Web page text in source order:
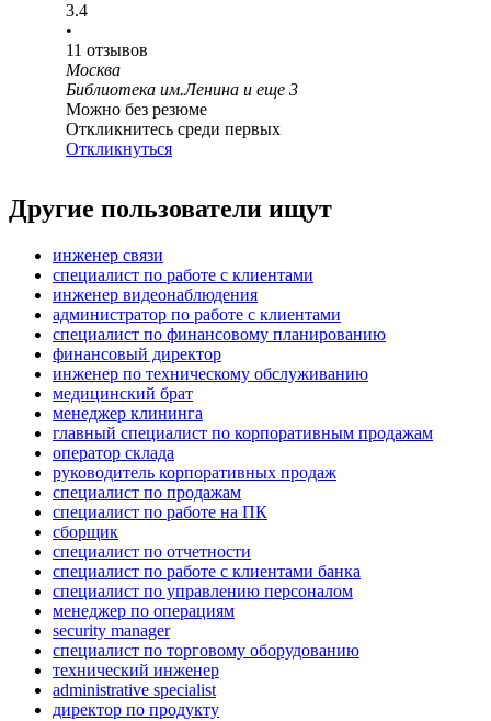
3.4
•
11 отзывов
Москва
Библиотека им.Ленина и еще 3
Можно без резюме
Откликнитесь среди первых
Откликнуться
Другие пользователи ищут
инженер связи
специалист по работе с клиентами
инженер видеонаблюдения
администратор по работе с клиентами
специалист по финансовому планированию
финансовый директор
инженер по техническому обслуживанию
медицинский брат
менеджер клининга
главный специалист по корпоративным продажам
оператор склада
руководитель корпоративных продаж
специалист по продажам
специалист по работе на ПК
сборщик
специалист по отчетности
специалист по работе с клиентами банка
специалист по управлению персоналом
менеджер по операциям
security manager
специалист по торговому оборудованию
технический инженер
administrative specialist
директор по продукту